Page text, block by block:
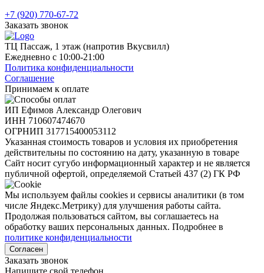
+7 (920) 770-67-72
Заказать звонок
ТЦ Пассаж, 1 этаж (напротив Вкусвилл)
Ежедневно с 10:00-21:00
Политика конфиденциальности
Соглашение
Принимаем к оплате
ИП Ефимов Александр Олегович
ИНН 710607474670
ОГРНИП 317715400053112
Указанная стоимость товаров и условия их приобретения
действительны по состоянию на дату, указанную в товаре
Сайт носит сугубо информационный характер и не является
публичной офертой, определяемой Статьей 437 (2) ГК РФ
Мы используем файлы cookies и сервисы аналитики (в том
числе Яндекс.Метрику) для улучшения работы сайта.
Продолжая пользоваться сайтом, вы соглашаетесь на
обработку ваших персональных данных. Подробнее в
политике конфиденциальности
Согласен
Заказать звонок
Напишите свой телефон